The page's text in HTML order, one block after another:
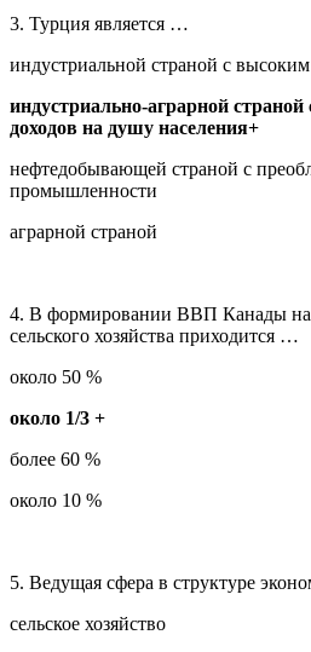
3. Турция является …
индустриальной страной с
индустриально-аграрной
доходов на душу населения+
нефтедобывающей страной с
промышленности
аграрной страной
4. В формировании ВВП Канады
сельского хозяйства приходится …
около 50 %
около 1/3 +
более 60 %
около 10 %
5. Ведущая сфера в структуре
сельское хозяйство